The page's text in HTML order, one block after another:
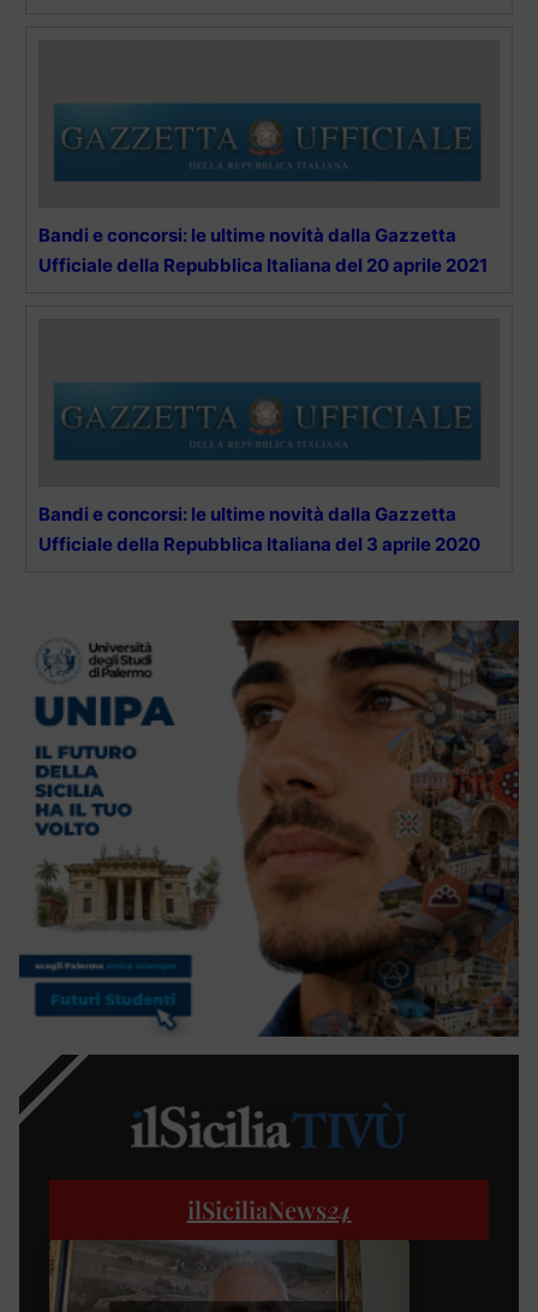
Bandi e concorsi: le ultime novità dalla Gazzetta
Ufficiale della Repubblica Italiana del 20 aprile 2021
Bandi e concorsi: le ultime novità dalla Gazzetta
Ufficiale della Repubblica Italiana del 3 aprile 2020
ilSiciliaNews24